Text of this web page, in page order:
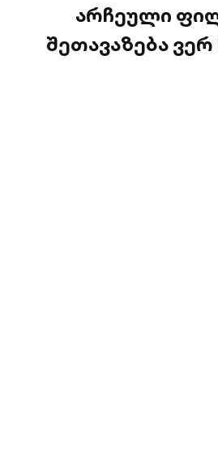
არჩეული
შეთავაზება